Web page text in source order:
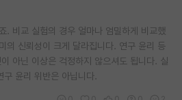
. 비교 실험의 경우 얼마나 엄밀하게 비교했
의 신뢰성이 크게 달라집니다. 연구 윤리 등
아닌 이상은 걱정하지 않으셔도 됩니다. 실
윤리 위반은 아닙니다.